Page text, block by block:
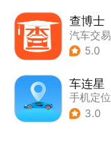
查博士
汽车交易
5.0
车连星
手机定位
3.0